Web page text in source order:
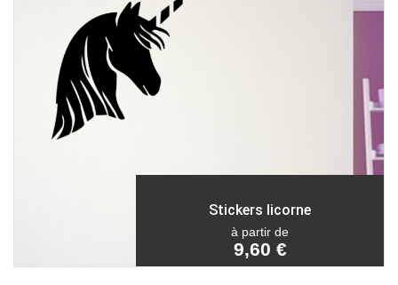
Stickers licorne
à partir de
9,60 €